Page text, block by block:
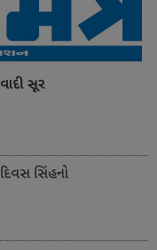
સૂર
સિંહનો